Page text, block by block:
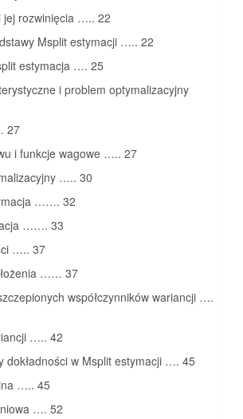
jej rozwinięcia ….. 22
Msplit estymacji ….. 22
estymacja …. 25
i problem optymalizacyjny
27
i funkcje wagowe ….. 27
….. 30
……. 32
……. 33
….. 37
…… 37
współczynników wariancji ….
….. 42
dokładności w Msplit estymacji …. 45
….. 45
…. 52